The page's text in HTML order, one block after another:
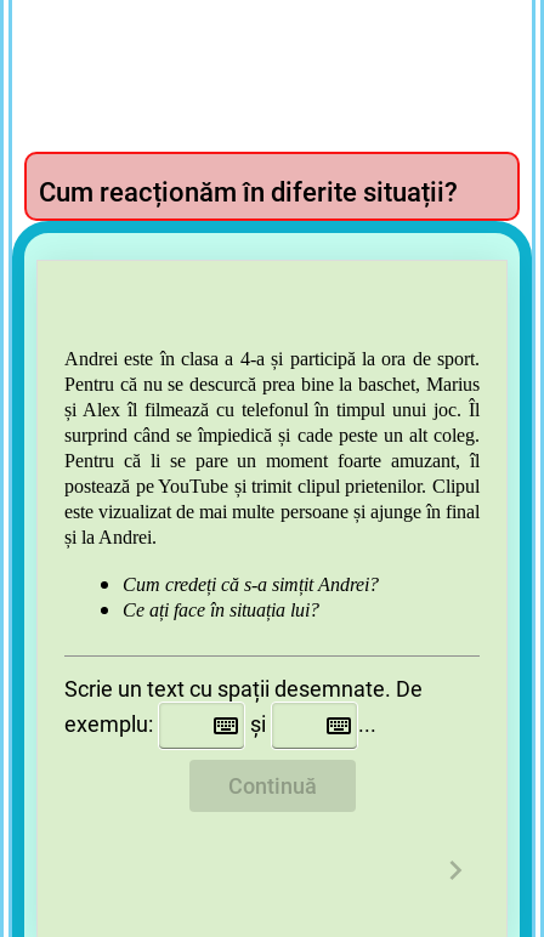
Cum reacționăm în diferite situații?
Andrei este în clasa a 4-a și participă la ora de sport.
Pentru că nu se descurcă prea bine la baschet, Marius
și Alex îl filmează cu telefonul în timpul unui joc. Îl
surprind când se împiedică și cade peste un alt coleg.
Pentru că li se pare un moment foarte amuzant, îl
postează pe YouTube și trimit clipul prietenilor. Clipul
este vizualizat de mai multe persoane și ajunge în final
și la Andrei.
Cum credeți că s-a simțit Andrei?
Ce ați face în situația lui?
Scrie un text cu spații desemnate. De
exemplu:
și ...
Continuă